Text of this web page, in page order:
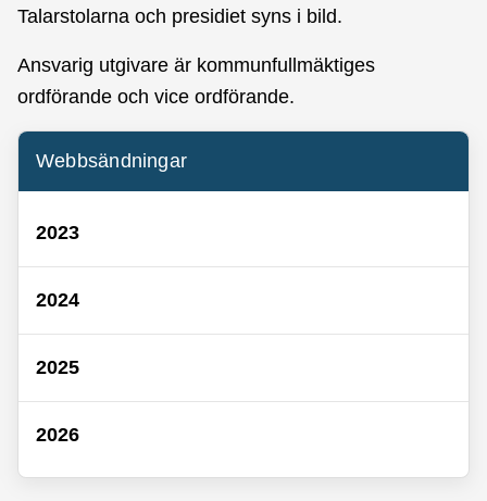
Talarstolarna och presidiet syns i bild.
Ansvarig utgivare är kommunfullmäktiges
ordförande och vice ordförande.
Webbsändningar
2023
2024
2025
2026